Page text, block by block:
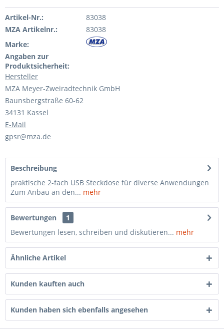
Artikel-Nr.:
83038
MZA Artikelnr.:
83038
Marke:
Angaben zur
Produktsicherheit:
Hersteller
MZA Meyer-Zweiradtechnik GmbH
Baunsbergstraße 60-62
34131 Kassel
E-Mail
gpsr@mza.de
Beschreibung
praktische 2-fach USB Steckdose für diverse Anwendungen
Zum Anbau an den... mehr
Bewertungen
1
Bewertungen lesen, schreiben und diskutieren... mehr
Ähnliche Artikel
Kunden kauften auch
Kunden haben sich ebenfalls angesehen